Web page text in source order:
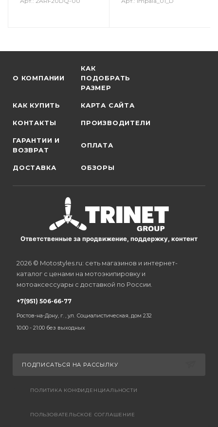
О КОМПАНИИ
КАК
ПОДОБРАТЬ
РАЗМЕР
КАК КУПИТЬ КАРТА САЙТА
КОНТАКТЫ ПРОИЗВОДИТЕЛИ
ГАРАНТИИ И
ВОЗВРАТ
ОПЛАТА
ДОСТАВКА ОБЗОРЫ
Ответственные за продвижение, поддержку, контент
2026 © Motostyles.ru: сеть магазинов и интернет-
каталог с ценами на мотоэкипировку и
мотоаксессуары с доставкой по России.
+7(951) 506-66-77
Ростов-на-Дону, г. , ул. Социалистическая, дом 232
10:00 - 21:00 без выходных
ПОДПИСАТЬСЯ НА РАССЫЛКУ
ПОЛИТИКА КОНФИДЕНЦИАЛЬНОСТИ
ПОЛЬЗОВАТЕЛЬСКОЕ СОГЛАШЕНИЕ